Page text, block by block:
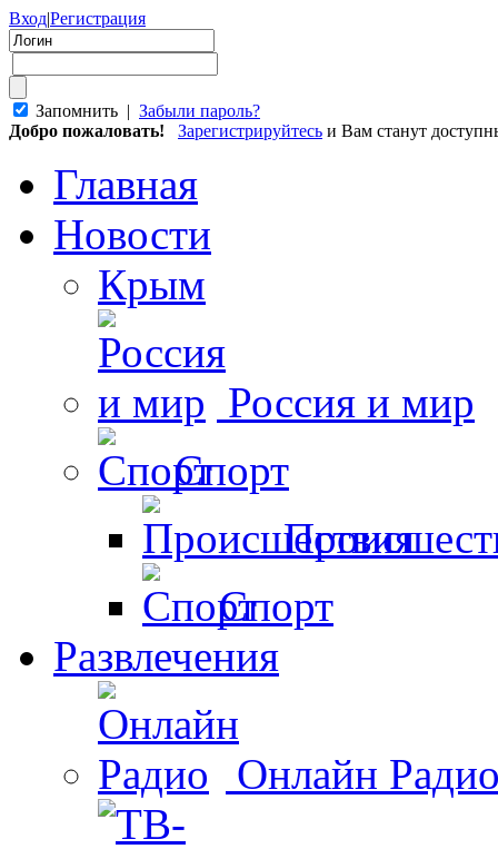
Вход|Регистрация
Запомнить | Забыли пароль?
Добро пожаловать!
Зарегистрируйтесь и Вам станут
Главная
Новости
Крым
Россия и мир
Спорт
Спорт
Развлечения
Онлайн